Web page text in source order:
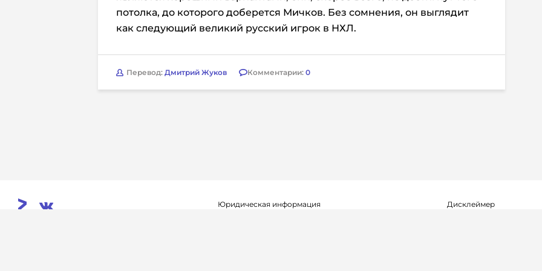
потолка, до которого доберется Мичков. Без сомнения, он выглядит
как следующий великий русский игрок в НХЛ.
Перевод: Дмитрий Жуков Комментарии: 0
Юридическая информация Дисклеймер